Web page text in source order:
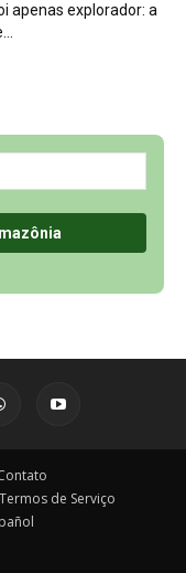
apenas explorador: a
Termos de Serviço